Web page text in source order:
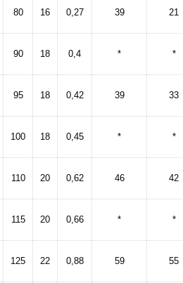
80 16 0,27 39 21
90 18 0,4 * *
95 18 0,42 39 33
100 18 0,45 * *
110 20 0,62 46 42
115 20 0,66 * *
125 22 0,88 59 55